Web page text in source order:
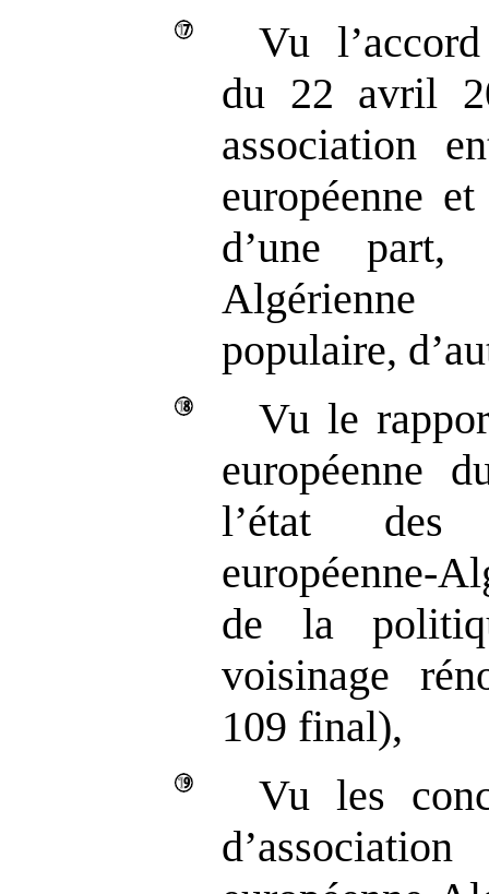
Vu
du 22 avril
association
européenne
d’une
Algérienne
populaire,
Vu le
européenne
l’état des
de la
voisinage
109 final),
Vu les